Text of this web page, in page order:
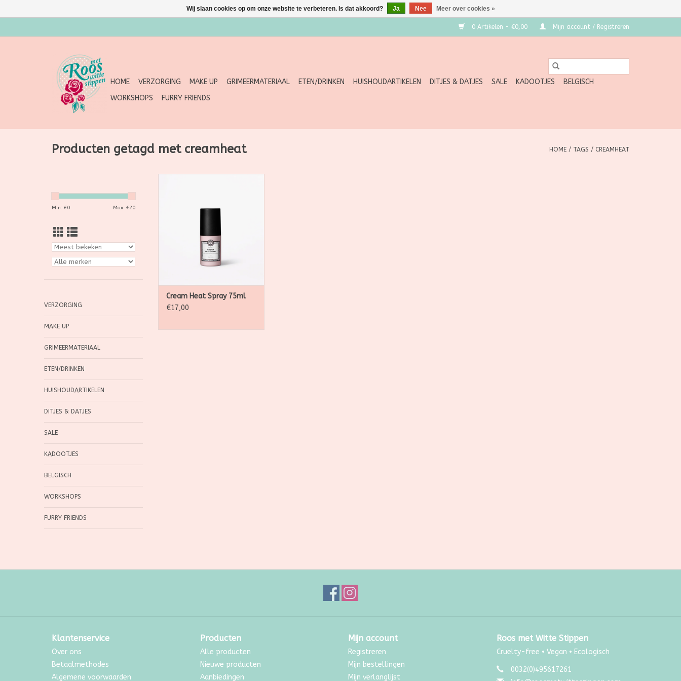
0 Artikelen - €0,00 Mijn account / Registreren
HOME VERZORGING MAKE UP GRIMEERMATERIAAL ETEN/DRINKEN HUISHOUDARTIKELEN DITJES & DATJES SALE KADOOTJES
BELGISCH
WORKSHOPS
FURRY FRIENDS
Producten getagd met creamheat HOME / TAGS / CREAMHEAT
Min: €0 Max: €20
VERZORGING
MAKE UP
GRIMEERMATERIAAL
ETEN/DRINKEN
HUISHOUDARTIKELEN
DITJES & DATJES
SALE
KADOOTJES
BELGISCH
WORKSHOPS
FURRY FRIENDS
gespleten haarpunten
voorkomt, terwijl het subtiele
glans aan het haar toevoegt.
TOEVOEGEN AAN WINKELWAGEN
Cream Heat Spray 75ml
€17,00
Klantenservice
Over ons
Betaalmethodes
Algemene voorwaarden
Producten
Alle producten
Nieuwe producten
Aanbiedingen
Mijn account
Registreren
Mijn bestellingen
Mijn verlanglijst
Roos met Witte Stippen
Cruelty-free • Vegan • Ecologisch
0032(0)495617261
Wij slaan cookies op om onze website te verbeteren. Is dat akkoord? Ja Nee Meer over cookies »